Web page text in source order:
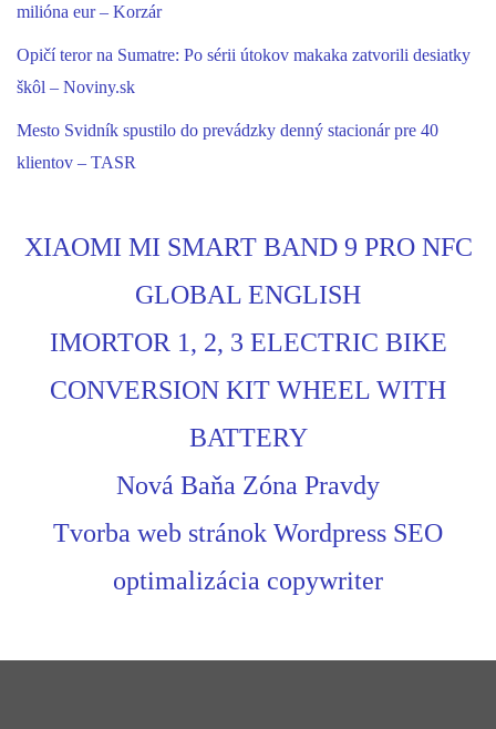
milióna eur – Korzár
Opičí teror na Sumatre: Po sérii útokov makaka zatvorili desiatky
škôl – Noviny.sk
Mesto Svidník spustilo do prevádzky denný stacionár pre 40
klientov – TASR
XIAOMI MI SMART BAND 9 PRO NFC
GLOBAL ENGLISH
IMORTOR 1, 2, 3 ELECTRIC BIKE
CONVERSION KIT WHEEL WITH
BATTERY
Nová Baňa Zóna Pravdy
Tvorba web stránok Wordpress SEO
optimalizácia copywriter